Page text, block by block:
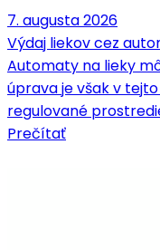
7. augusta 2026
Výdaj liekov cez
Automaty na lieky
úprava je však v
regulované
Prečítať